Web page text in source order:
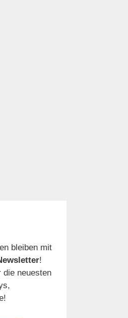
bleiben mit
!
die neuesten